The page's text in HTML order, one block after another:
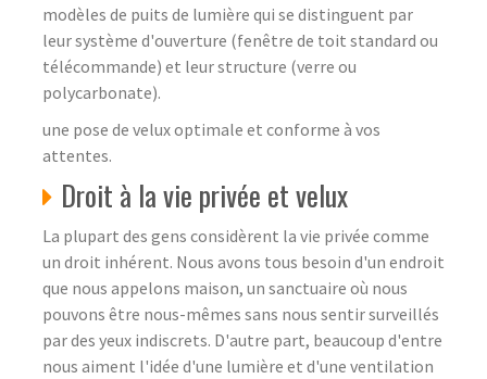
modèles de puits de lumière qui se distinguent par
leur système d'ouverture (fenêtre de toit standard ou
télécommande) et leur structure (verre ou
polycarbonate).
une pose de velux optimale et conforme à vos
attentes.
Droit à la vie privée et velux
La plupart des gens considèrent la vie privée comme
un droit inhérent. Nous avons tous besoin d'un endroit
que nous appelons maison, un sanctuaire où nous
pouvons être nous-mêmes sans nous sentir surveillés
par des yeux indiscrets. D'autre part, beaucoup d'entre
nous aiment l'idée d'une lumière et d'une ventilation